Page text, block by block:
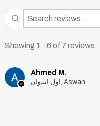
Showing 1 - 6 of 7 reviews.
Ahmed M.
اول اسوان, Aswan